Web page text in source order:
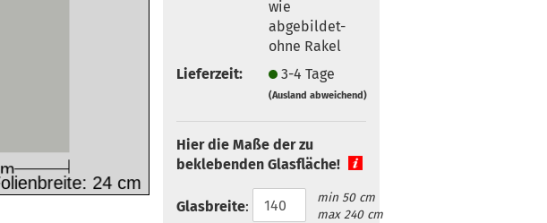
wie
abgebildet-
ohne Rakel
Lieferzeit:
3-4 Tage
(Ausland abweichend)
Hier die Maße der zu
beklebenden Glasfläche!
Glasbreite:
min 50 cm
max 240 cm